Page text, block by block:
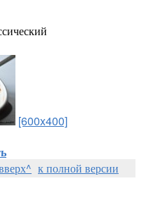
[600x400]
к полной версии